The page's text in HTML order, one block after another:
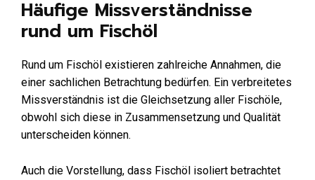
Häufige Missverständnisse
rund um Fischöl
Rund um Fischöl existieren zahlreiche Annahmen, die
einer sachlichen Betrachtung bedürfen. Ein verbreitetes
Missverständnis ist die Gleichsetzung aller Fischöle,
obwohl sich diese in Zusammensetzung und Qualität
unterscheiden können.
Auch die Vorstellung, dass Fischöl isoliert betrachtet